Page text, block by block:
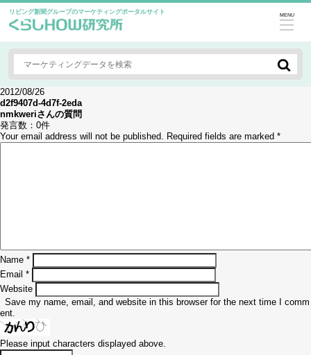
リビング新聞グループのマーケティングポータルサイト MENU
2012/08/26
d2f9407d-4d7f-2eda
nmkweriさんの質問
発言数： 0件
Your email address will not be published. Required fields are marked *
Name *
Email *
Website
Save my name, email, and website in this browser for the next time I comm
ent.
Please input characters displayed above.